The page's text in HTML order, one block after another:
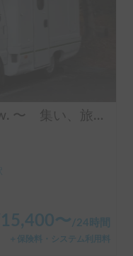
NEST号〜 Gather. Go. Grow. 〜 集い、旅し、ともに育つ
15,400〜 /24時間
＋保険料・システム利用料